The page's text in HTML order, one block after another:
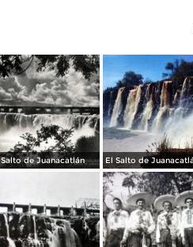
Salto de Juanacatlán